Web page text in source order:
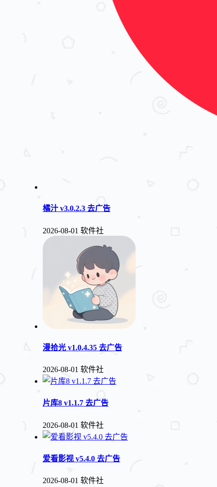
橘汁 v3.0.2.3 去广告
2026-08-01 软件社
漫拾光 v1.0.4.35 去广告
2026-08-01 软件社
片库8 v1.1.7 去广告
2026-08-01 软件社
爱看影视 v5.4.0 去广告
2026-08-01 软件社